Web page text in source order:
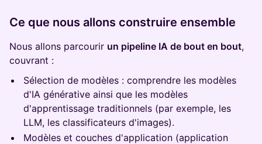
Ce que nous allons construire ensemble
Nous allons parcourir un pipeline IA de bout en bout,
couvrant :
Sélection de modèles : comprendre les modèles
d'IA générative ainsi que les modèles
d'apprentissage traditionnels (par exemple, les
LLM, les classificateurs d'images).
Modèles et couches d'application (application